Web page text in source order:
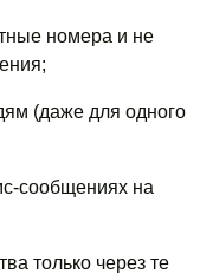
номера и не
(даже для одного
сообщениях на
только через те